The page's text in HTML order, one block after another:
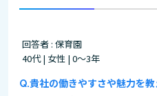
回答者 : 保育園
40代 | 女性 | 0～3年
貴社の働きやすさや魅力を教